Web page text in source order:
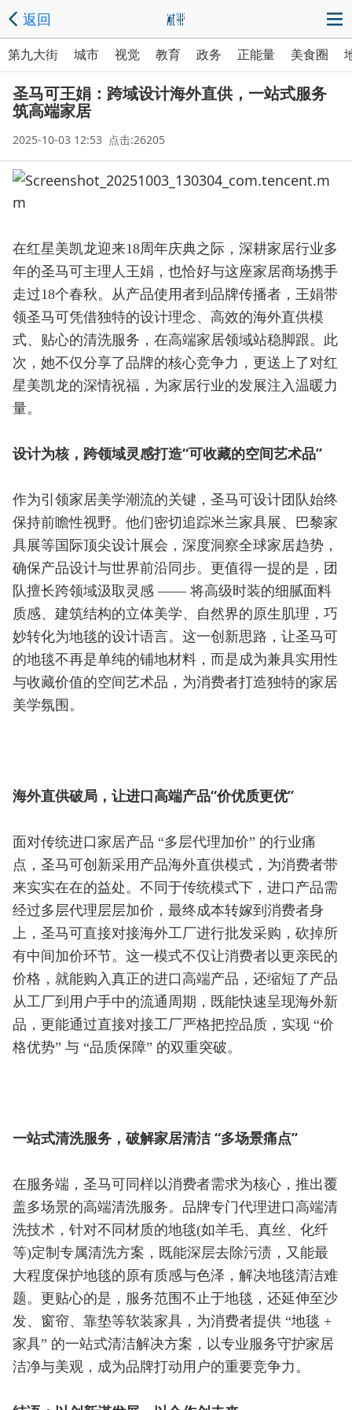
返回
第九大街 城市 视觉 教育 政务 正能量 美食圈
圣马可王娟：跨域设计海外直供，一站式服务
筑高端家居
2025-10-03 12:53 点击:26205
在红星美凯龙迎来18周年庆典之际，深耕家居行业多
年的圣马可主理人王娟，也恰好与这座家居商场携手
走过18个春秋。从产品使用者到品牌传播者，王娟带
领圣马可凭借独特的设计理念、高效的海外直供模
式、贴心的清洗服务，在高端家居领域站稳脚跟。此
次，她不仅分享了品牌的核心竞争力，更送上了对红
星美凯龙的深情祝福，为家居行业的发展注入温暖力
量。
设计为核，跨领域灵感打造“可收藏的空间艺术品”
作为引领家居美学潮流的关键，圣马可设计团队始终
保持前瞻性视野。他们密切追踪米兰家具展、巴黎家
具展等国际顶尖设计展会，深度洞察全球家居趋势，
确保产品设计与世界前沿同步。更值得一提的是，团
队擅长跨领域汲取灵感 —— 将高级时装的细腻面料
质感、建筑结构的立体美学、自然界的原生肌理，巧
妙转化为地毯的设计语言。这一创新思路，让圣马可
的地毯不再是单纯的铺地材料，而是成为兼具实用性
与收藏价值的空间艺术品，为消费者打造独特的家居
美学氛围。
海外直供破局，让进口高端产品“价优质更优”
面对传统进口家居产品 “多层代理加价” 的行业痛
点，圣马可创新采用产品海外直供模式，为消费者带
来实实在在的益处。不同于传统模式下，进口产品需
经过多层代理层层加价，最终成本转嫁到消费者身
上，圣马可直接对接海外工厂进行批发采购，砍掉所
有中间加价环节。这一模式不仅让消费者以更亲民的
价格，就能购入真正的进口高端产品，还缩短了产品
从工厂到用户手中的流通周期，既能快速呈现海外新
品，更能通过直接对接工厂严格把控品质，实现 “价
格优势” 与 “品质保障” 的双重突破。
一站式清洗服务，破解家居清洁 “多场景痛点”
在服务端，圣马可同样以消费者需求为核心，推出覆
盖多场景的高端清洗服务。品牌专门代理进口高端清
洗技术，针对不同材质的地毯(如羊毛、真丝、化纤
等)定制专属清洗方案，既能深层去除污渍，又能最
大程度保护地毯的原有质感与色泽，解决地毯清洁难
题。更贴心的是，服务范围不止于地毯，还延伸至沙
发、窗帘、靠垫等软装家具，为消费者提供 “地毯 +
家具” 的一站式清洁解决方案，以专业服务守护家居
洁净与美观，成为品牌打动用户的重要竞争力。